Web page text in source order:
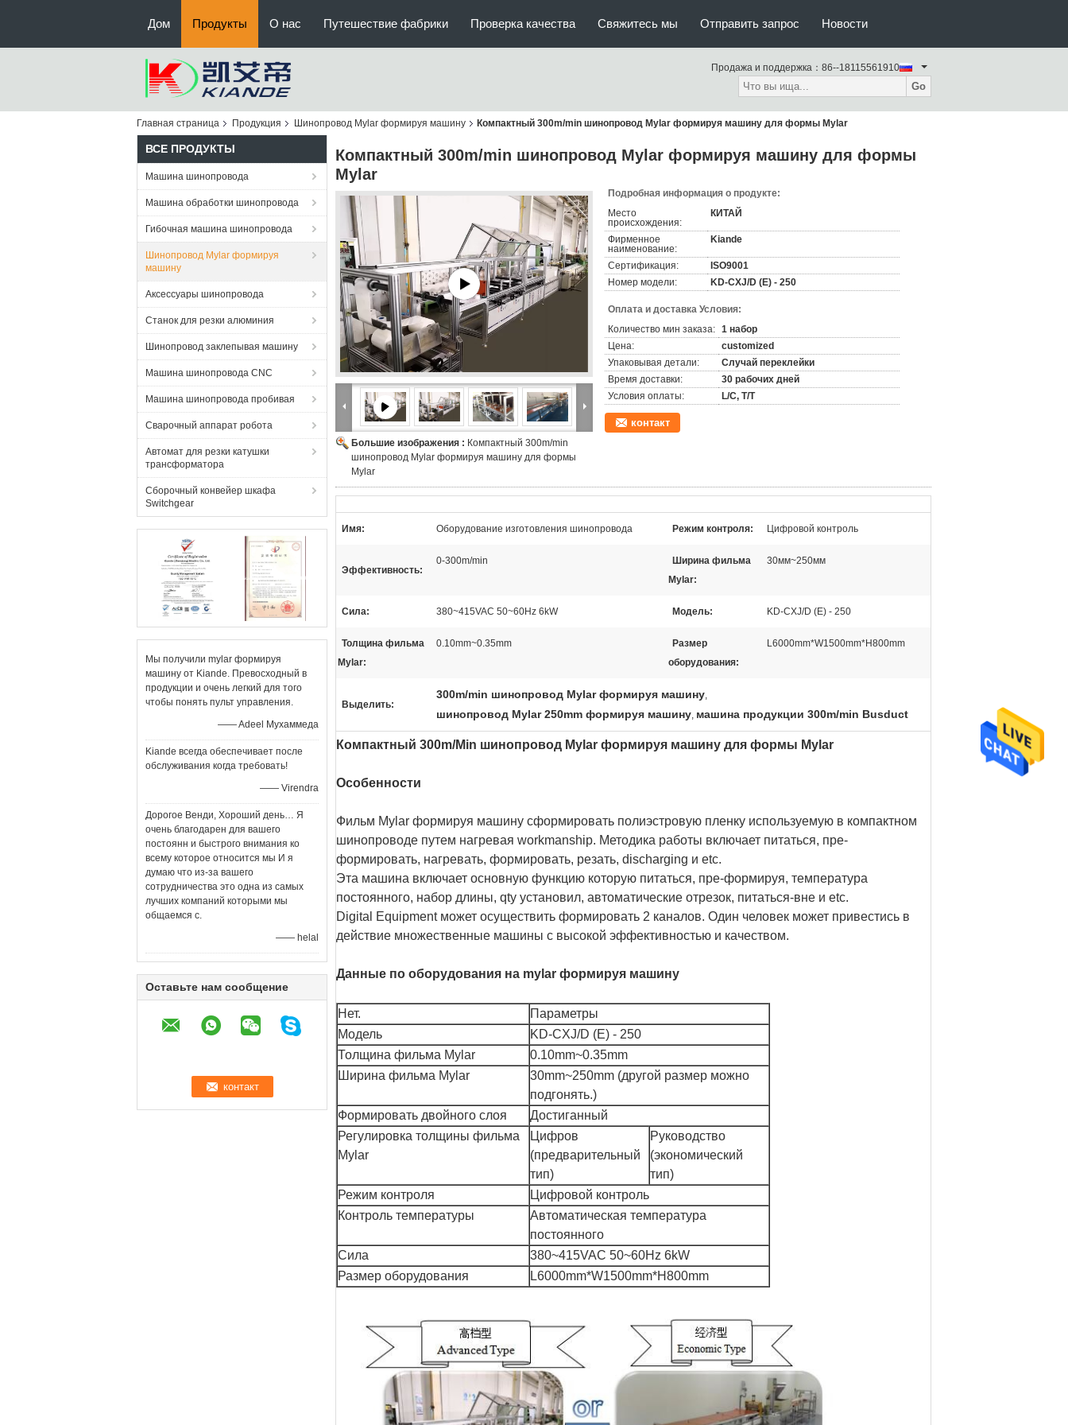
Дом Продукты О нас Путешествие фабрики Проверка качества Свяжитесь мы Отправить запрос Новости
Продажа и поддержка： 86--18115561910
Go
Главная страница Продукция Шинопровод Mylar формируя машину Компактный 300m/min шинопровод Mylar формируя машину для формы Mylar
ВСЕ ПРОДУКТЫ
Машина шинопровода
Машина обработки шинопровода
Гибочная машина шинопровода
Шинопровод Mylar формируя
машину
Аксессуары шинопровода
Станок для резки алюминия
Шинопровод заклепывая машину
Машина шинопровода CNC
Машина шинопровода пробивая
Сварочный аппарат робота
Автомат для резки катушки
трансформатора
Сборочный конвейер шкафа
Switchgear
Мы получили mylar формируя
машину от Kiande. Превосходный в
продукции и очень легкий для того
чтобы понять пульт управления.
—— Adeel Мухаммеда
Kiande всегда обеспечивает после
обслуживания когда требовать!
—— Virendra
Дорогое Венди, Хороший день… Я
очень благодарен для вашего
постоянн и быстрого внимания ко
всему которое относится мы И я
думаю что из-за вашего
сотрудничества это одна из самых
лучших компаний которыми мы
общаемся с.
—— helal
Оставьте нам сообщение
Компактный 300m/min шинопровод Mylar формируя машину для формы
Mylar
Большие изображения : Компактный 300m/min
шинопровод Mylar формируя машину для формы
Mylar
Подробная информация о продукте:
Место
происхождения:
КИТАЙ
Фирменное
наименование:
Kiande
Сертификация:
ISO9001
Номер модели:
KD-CXJ/D (E) - 250
Оплата и доставка Условия:
Количество мин заказа: 1 набор
Цена:
customized
Упаковывая детали:
Случай переклейки
Время доставки:
30 рабочих дней
Условия оплаты:
L/C, T/T
контакт
Имя: Оборудование изготовления шинопровода Режим контроля: Цифровой контроль
Эффективность:
0-300m/min
Ширина фильма
Mylar:
30мм~250мм
Сила: 380~415VAC 50~60Hz 6kW Модель: KD-CXJ/D (E) - 250
Толщина фильма
Mylar:
0.10mm~0.35mm
Размер
оборудования:
L6000mm*W1500mm*H800mm
Выделить:
300m/min шинопровод Mylar формируя машину,
шинопровод Mylar 250mm формируя машину, машина продукции 300m/min Busduct
Компактный 300m/Min шинопровод Mylar формируя машину для формы Mylar
Особенности
Фильм Mylar формируя машину сформировать полиэстровую пленку используемую в компактном
шинопроводе путем нагревая workmanship. Методика работы включает питаться, пре-
формировать, нагревать, формировать, резать, discharging и etc.
Эта машина включает основную функцию которую питаться, пре-формируя, температура
постоянного, набор длины, qty установил, автоматические отрезок, питаться-вне и etc.
Digital Equipment может осуществить формировать 2 каналов. Один человек может привестись в
действие множественные машины с высокой эффективностью и качеством.
Данные по оборудования на mylar формируя машину
Нет.
Параметры
Модель
KD-CXJ/D (E) - 250
Толщина фильма Mylar
0.10mm~0.35mm
Ширина фильма Mylar
30mm~250mm (другой размер можно
подгонять.)
Формировать двойного слоя
Достиганный
Регулировка толщины фильма
Mylar
Цифров
(предварительный
тип)
Руководство
(экономический
тип)
Режим контроля
Цифровой контроль
Контроль температуры
Автоматическая температура
постоянного
Сила
380~415VAC 50~60Hz 6kW
Размер оборудования
L6000mm*W1500mm*H800mm